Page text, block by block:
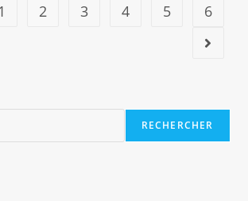
previous page
1 2 3 4 5 6
Aller à
RECHERCHER